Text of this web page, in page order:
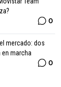
0
mercado: dos
marcha
0